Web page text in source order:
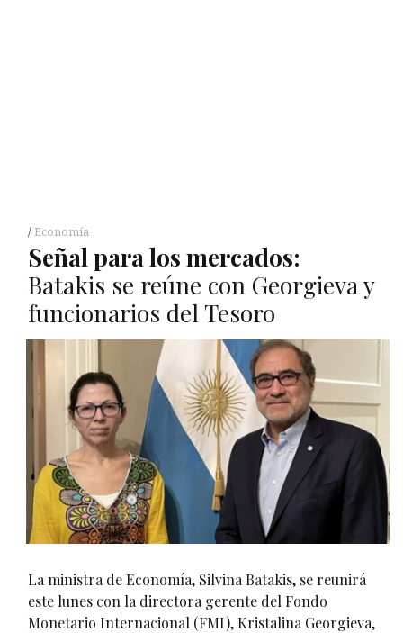
Economía
Señal para los mercados:
Batakis se reúne con Georgieva y
funcionarios del Tesoro
La ministra de Economía, Silvina Batakis, se reunirá
este lunes con la directora gerente del Fondo
Monetario Internacional (FMI), Kristalina Georgieva,